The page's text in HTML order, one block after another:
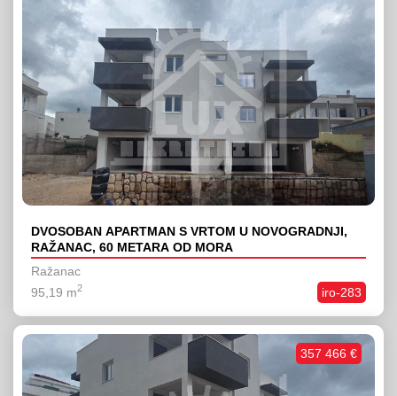
DVOSOBAN APARTMAN S VRTOM U NOVOGRADNJI,
RAŽANAC, 60 METARA OD MORA
Ražanac
iro-283
95,19 m2
357 466 €